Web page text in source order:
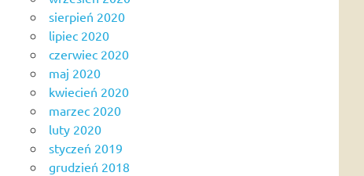
sierpień 2020
lipiec 2020
czerwiec 2020
maj 2020
kwiecień 2020
marzec 2020
luty 2020
styczeń 2019
grudzień 2018